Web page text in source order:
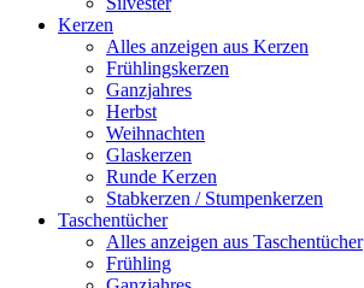
Kerzen
Alles anzeigen aus Kerzen
Frühlingskerzen
Ganzjahres
Herbst
Weihnachten
Glaskerzen
Runde Kerzen
Stabkerzen / Stumpenkerzen
Taschentücher
Alles anzeigen aus Taschentücher
Frühling